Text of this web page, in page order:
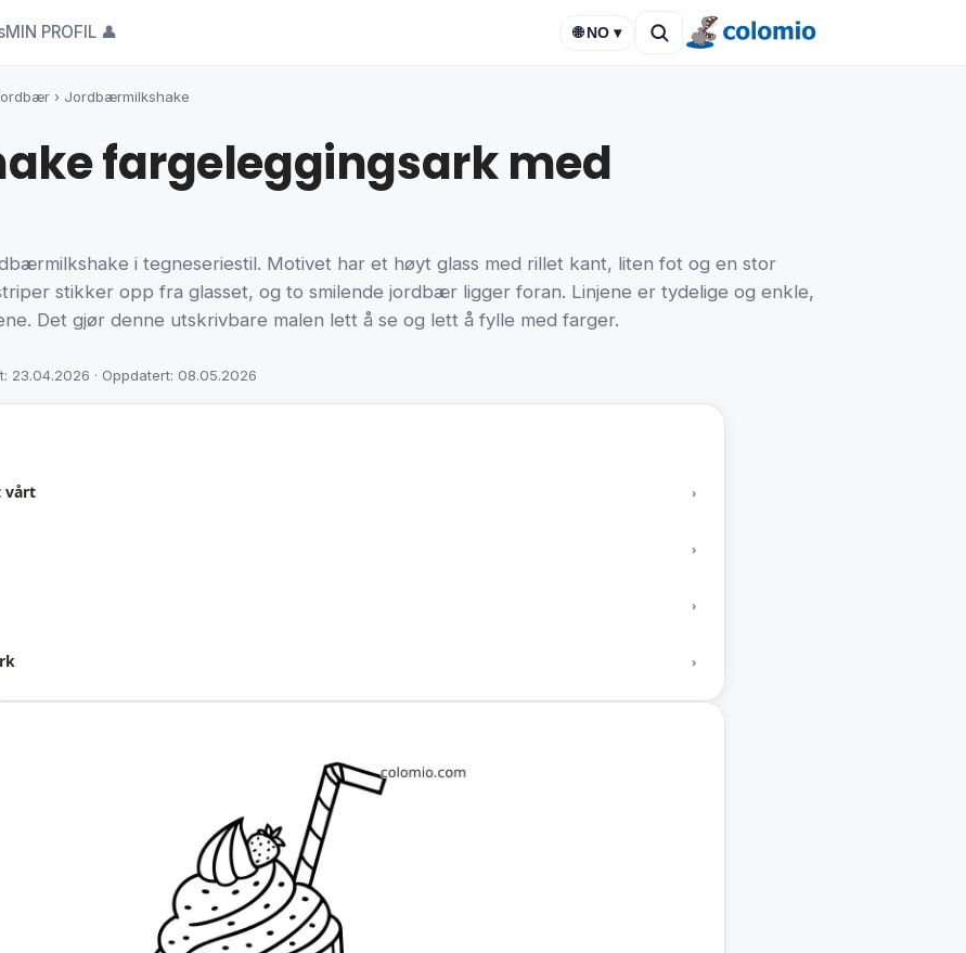
MIN PROFIL 👤 🌐 NO ▾
› Jordbærmilkshake
fargeleggingsark med
i tegneseriestil. Motivet har et høyt glass med rillet kant, liten fot og en stor
stikker opp fra glasset, og to smilende jordbær ligger foran. Linjene er tydelige og enkle,
Det gjør denne utskrivbare malen lett å se og lett å fylle med farger.
23.04.2026 · Oppdatert: 08.05.2026
vårt ›
›
›
›